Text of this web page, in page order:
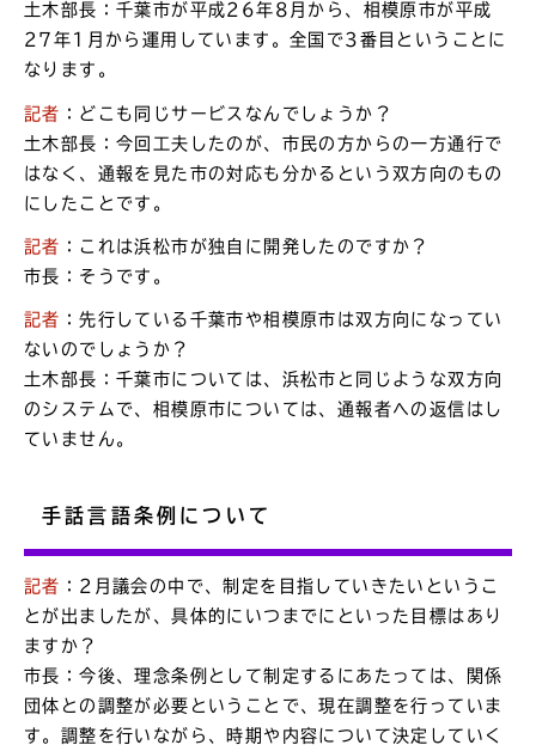
土木部長：千葉市が平成26年8月から、相模原市が平成
27年1月から運用しています。全国で3番目ということに
なります。
記者 ：どこも同じサービスなんでしょうか？
土木部長：今回工夫したのが、市民の方からの一方通行で
はなく、通報を見た市の対応も分かるという双方向のもの
にしたことです。
記者 ：これは浜松市が独自に開発したのですか？
市長：そうです。
記者 ：先行している千葉市や相模原市は双方向になってい
ないのでしょうか？
土木部長：千葉市については、浜松市と同じような双方向
のシステムで、相模原市については、通報者への返信はし
ていません。
手話言語条例について
記者 ：2月議会の中で、制定を目指していきたいというこ
とが出ましたが、具体的にいつまでにといった目標はあり
ますか？
市長：今後、理念条例として制定するにあたっては、関係
団体との調整が必要ということで、現在調整を行っていま
す。調整を行いながら、時期や内容について決定していく